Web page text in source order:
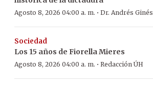
Agosto 8, 2026 04:00 a. m. · Dr. Andrés Ginés
Sociedad
Los 15 años de Fiorella Mieres
Agosto 8, 2026 04:00 a. m. · Redacción ÚH